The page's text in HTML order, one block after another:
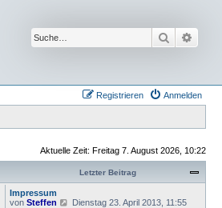
Suche
Anmelden
Registrieren
Aktuelle Zeit: Freitag 7. August 2026, 10:22
Letzter Beitrag
Impressum
von Steffen
NDienstag 23. April 2013, 11:55